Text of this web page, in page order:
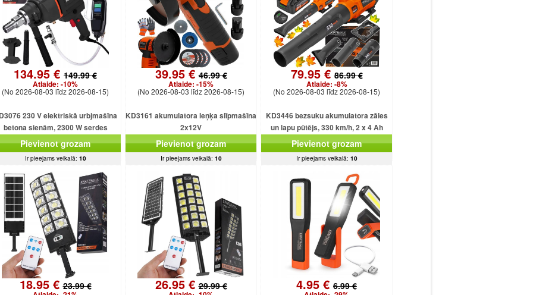
134.95 € 149.99 €
Atlaide: -10%
(No 2026-08-03 līdz 2026-08-15)
230 V elektriskā urbjmašīna
betona sienām, 2300 W serdes
urbjmašīna ar dzesēšanu
Pievienot grozam
Ir pieejams veikalā: 10
39.95 €46.99 €
Atlaide: -15%
(No 2026-08-03 līdz 2026-08-15)
KD3161 akumulatora leņķa slīpmašīna
2x12V
Pievienot grozam
Ir pieejams veikalā: 10
79.95 €86.99 €
Atlaide: -8%
(No 2026-08-03 līdz 2026-08-15)
KD3446 bezsuku akumulatora zāles
un lapu pūtējs, 330 km/h, 2 x 4 Ah
akumulatori.
Pievienot grozam
Ir pieejams veikalā: 10
18.95 €23.99 € 26.95 €29.99 € 4.95 € 6.99 €